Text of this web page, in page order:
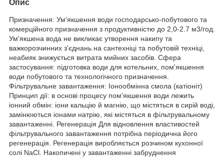
Опис
Призначення: Ум'якшення води господарсько-побутового та
комерційного призначення з продуктивністю до 2,0-2.7 м3/год.
Ум'якшена вода не викликає утворення накипу та
важкорозчинних з'єднань на сантехніці та побутовій техніці,
неабияк знижується витрата мийних засобів. Сфера
застосування: підготовка води для котельних, пом'якшення
води побутового та технологічного призначення.
Фільтрувальне завантаження: Іонообмінна смола (катіоніт)
Принцип дії: в основі процесу пом'якшення води лежить
іонний обмін: іони кальцію й магнію, що містяться в сирій воді,
замінюються іонами натрію, які містяться в фільтрувальному
завантаженні. Регенерація Для відновлення властивостей
фільтрувального завантаження потрібна періодична його
регенерація. Регенерація виробляється розчином кухонної
солі NaCl. Накопичені у завантаженні забруднення